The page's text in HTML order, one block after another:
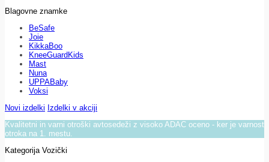
Blagovne znamke
BeSafe
Joie
KikkaBoo
KneeGuardKids
Mast
Nuna
UPPABaby
Voksi
Novi izdelki Izdelki v akciji
Kvalitetni in varni otroški avtosedeži z visoko ADAC oceno - ker je varnost
otroka na 1. mestu.
Kategorija Vozički